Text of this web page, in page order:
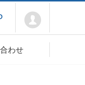
ーメニューを開く
わせ